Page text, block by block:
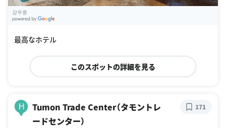
강우중
最高なホテル
このスポットの詳細を見る
H
Tumon Trade Center（タモントレ
ードセンター）
171